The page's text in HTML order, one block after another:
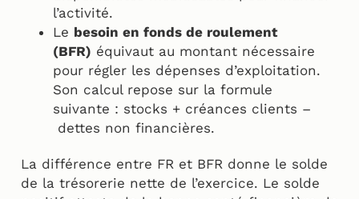
l’activité.
Le besoin en fonds de roulement
(BFR) équivaut au montant nécessaire
pour régler les dépenses d’exploitation.
Son calcul repose sur la formule
suivante : stocks + créances clients –
dettes non financières.
La différence entre FR et BFR donne le solde
de la trésorerie nette de l’exercice. Le solde